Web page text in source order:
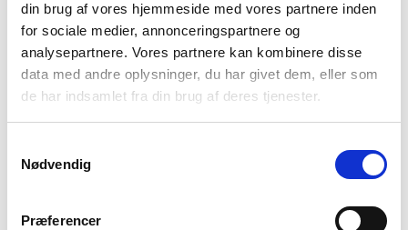
din brug af vores hjemmeside med vores partnere inden
for sociale medier, annonceringspartnere og
analysepartnere. Vores partnere kan kombinere disse
data med andre oplysninger, du har givet dem, eller som
de har indsamlet fra din brug af deres tjenester.
Nødvendig
Præferencer
BRAND
FAQ
Drikkedunk fra Camelbak lavet i samarbejde med Lifestraw
med det indbyggede vandfiltreringsfilter. Drikkedunken har
kapacitet til 1000 ml og kommer med “bite-valve” design.
Selve drikkedunken er fri for BPA, BPF og BPS, hvor filteret
reducere dårlig smag, klor, bly og andre uønskede kemikalier.
TM